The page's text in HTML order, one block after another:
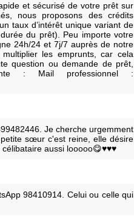
et sécurisé de votre prêt sur
nous proposons des crédits
taux d’intérêt unique variant de
du prêt). Peu importe votre
24h/24 et 7j/7 auprès de notre
les emprunts, car cela
question ou demande de prêt,
: Mail professionnel :
Je cherche urgemment
sœur c'est reine, elle désire
aussi looooo😋♥️♥️♥️
98410914. Celui ou celle qui